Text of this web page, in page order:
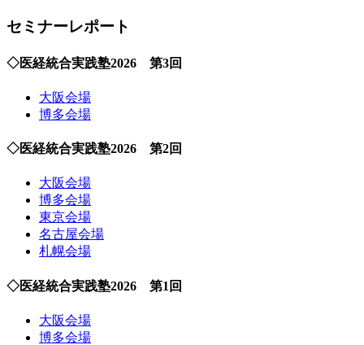
稿:
セミナーレポート
◇医経統合実践塾2026 第3回
大阪会場
博多会場
◇医経統合実践塾2026 第2回
大阪会場
博多会場
東京会場
名古屋会場
札幌会場
◇医経統合実践塾2026 第1回
大阪会場
博多会場